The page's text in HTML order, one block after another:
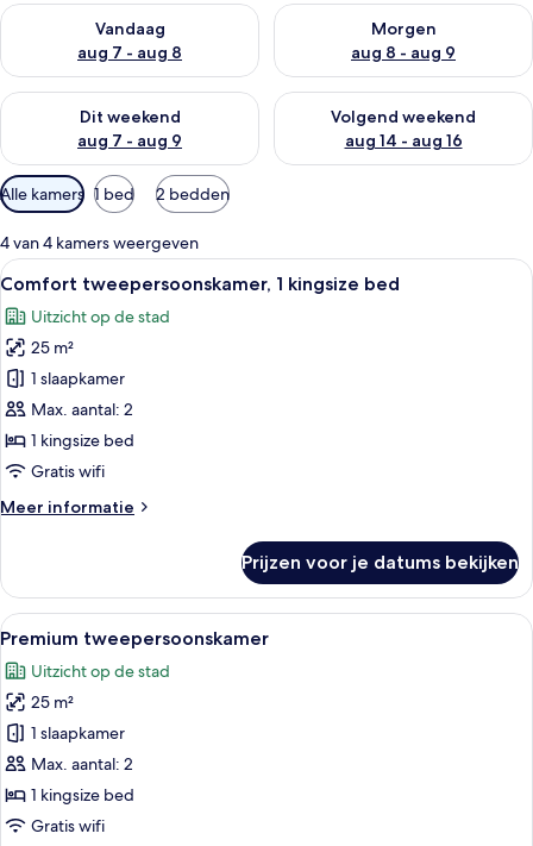
Vandaag
aug 7 - aug 8
De beschikbaarheid controleren voor vanavond aug 7 - aug 8
Morgen
aug 8 - aug 9
De beschikbaarheid
Dit weekend
aug 7 - aug 9
De beschikbaarheid controleren voor dit weekend aug 7 -
Volgend weekend
aug 14 - aug 16
De beschikbaarheid
Beschikbare
filters
voor
kamers
Alle kamers 1 bed 2 bedden
4 van 4 kamers weergeven
Alle
foto's
voor
Comfort
tweepersoonskamer,
1
kingsize
bed
Een moderne hotelkamer met een
9
Comfort tweepersoonskamer, 1 kingsize bed
Uitzicht op de stad
25 m²
1 slaapkamer
Max. aantal: 2
1 kingsize bed
Gratis wifi
Meer informatie
Meer
tweepersoonskamer,
kingsize
Prijzen voor je datums bekijken
Alle
foto's
voor
Premium
tweepersoonskamer
laden
Een hotelkamer met een bed,
10
Premium tweepersoonskamer
Uitzicht op de stad
25 m²
1 slaapkamer
Max. aantal: 2
1 kingsize bed
Gratis wifi